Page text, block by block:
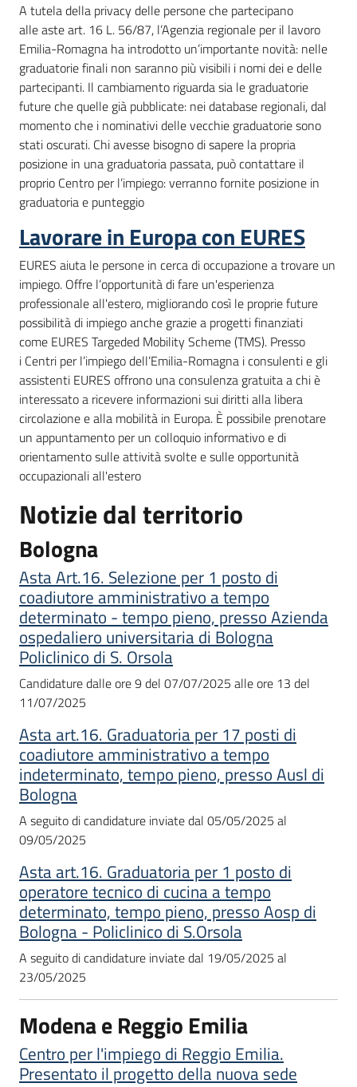
A tutela della privacy delle persone che partecipano
alle aste art. 16 L. 56/87, l’Agenzia regionale per il lavoro
Emilia-Romagna ha introdotto un’importante novità: nelle
graduatorie finali non saranno più visibili i nomi dei e delle
partecipanti. Il cambiamento riguarda sia le graduatorie
future che quelle già pubblicate: nei database regionali, dal
momento che i nominativi delle vecchie graduatorie sono
stati oscurati. Chi avesse bisogno di sapere la propria
posizione in una graduatoria passata, può contattare il
proprio Centro per l’impiego: verranno fornite posizione in
graduatoria e punteggio
Lavorare in Europa con EURES
EURES aiuta le persone in cerca di occupazione a trovare un
impiego. Offre l’opportunità di fare un'esperienza
professionale all'estero, migliorando così le proprie future
possibilità di impiego anche grazie a progetti finanziati
come EURES Targeded Mobility Scheme (TMS). Presso
i Centri per l’impiego dell’Emilia-Romagna i consulenti e gli
assistenti EURES offrono una consulenza gratuita a chi è
interessato a ricevere informazioni sui diritti alla libera
circolazione e alla mobilità in Europa. È possibile prenotare
un appuntamento per un colloquio informativo e di
orientamento sulle attività svolte e sulle opportunità
occupazionali all'estero
Notizie dal territorio
Bologna
Asta Art.16. Selezione per 1 posto di
coadiutore amministrativo a tempo
determinato - tempo pieno, presso Azienda
ospedaliero universitaria di Bologna
Policlinico di S. Orsola
Candidature dalle ore 9 del 07/07/2025 alle ore 13 del
11/07/2025
Asta art.16. Graduatoria per 17 posti di
coadiutore amministrativo a tempo
indeterminato, tempo pieno, presso Ausl di
Bologna
A seguito di candidature inviate dal 05/05/2025 al
09/05/2025
Asta art.16. Graduatoria per 1 posto di
operatore tecnico di cucina a tempo
determinato, tempo pieno, presso Aosp di
Bologna - Policlinico di S.Orsola
A seguito di candidature inviate dal 19/05/2025 al
23/05/2025
Modena e Reggio Emilia
Centro per l'impiego di Reggio Emilia.
Presentato il progetto della nuova sede